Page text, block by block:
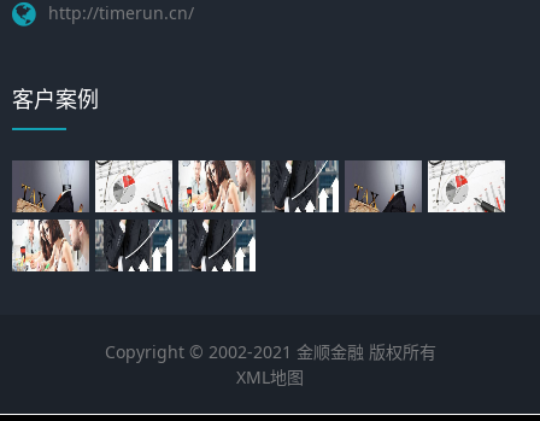
http://timerun.cn/
客户案例
Copyright © 2002-2021 金顺金融 版权所有
XML地图